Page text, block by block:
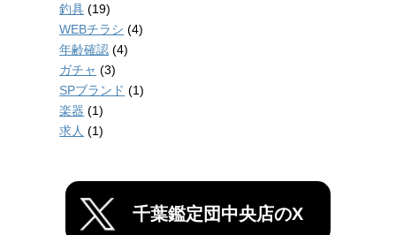
釣具 (19)
WEBチラシ (4)
年齢確認 (4)
ガチャ (3)
SPブランド (1)
楽器 (1)
求人 (1)
千葉鑑定団中央店のX